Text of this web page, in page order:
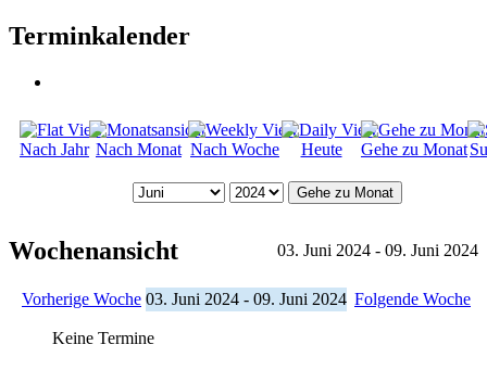
Terminkalender
Nach Jahr Nach Monat Nach Woche Heute Gehe zu Monat
Gehe zu Monat
Wochenansicht 03. Juni 2024 - 09. Juni 2024
Vorherige Woche 03. Juni 2024 - 09. Juni 2024 Folgende Woche
Keine Termine